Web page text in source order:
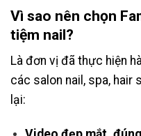
Vì sao nên chọn
tiệm nail?
Là đơn vị đã thực hiện
các salon nail, spa, hair
lại: